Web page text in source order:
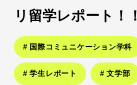
リ留学レポート！！
# 国際コミュニケーション学科
# 学生レポート # 文学部